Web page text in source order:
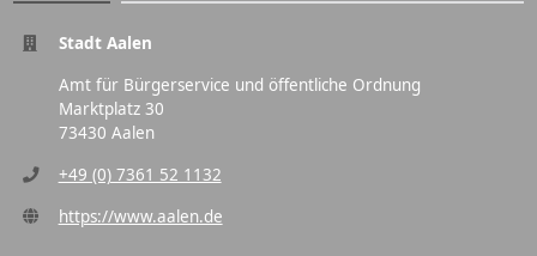
Stadt Aalen
Amt für Bürgerservice und öffentliche Ordnung
Marktplatz 30
73430 Aalen
+49 (0) 7361 52 1132
https://www.aalen.de